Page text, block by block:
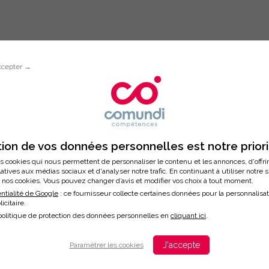
→
de vos données personnelles est notre
cookies qui nous permettent de personnaliser le contenu et les annonces,
aux médias sociaux et d'analyser notre trafic. En continuant à utiliser notre
cookies. Vous pouvez changer d’avis et modifier vos choix à tout moment.
de Google : ce fournisseur collecte certaines données pour la
de protection des données personnelles en cliquant ici.
Paramétrer les cookies J'accepte
Inscription à la formation
AU CHANGEMENT